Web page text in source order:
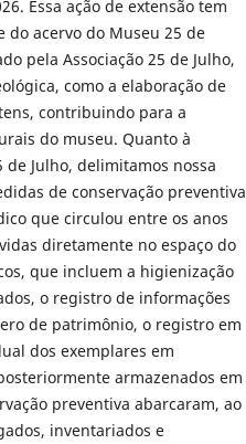
Essa ação de extensão tem
acervo do Museu 25 de
pela Associação 25 de Julho,
como a elaboração de
contribuindo para a
do museu. Quanto à
Julho, delimitamos nossa
de conservação preventiva
que circulou entre os anos
diretamente no espaço do
que incluem a higienização
o registro de informações
de patrimônio, o registro em
dos exemplares em
armazenados em
preventiva abarcaram, ao
inventariados e